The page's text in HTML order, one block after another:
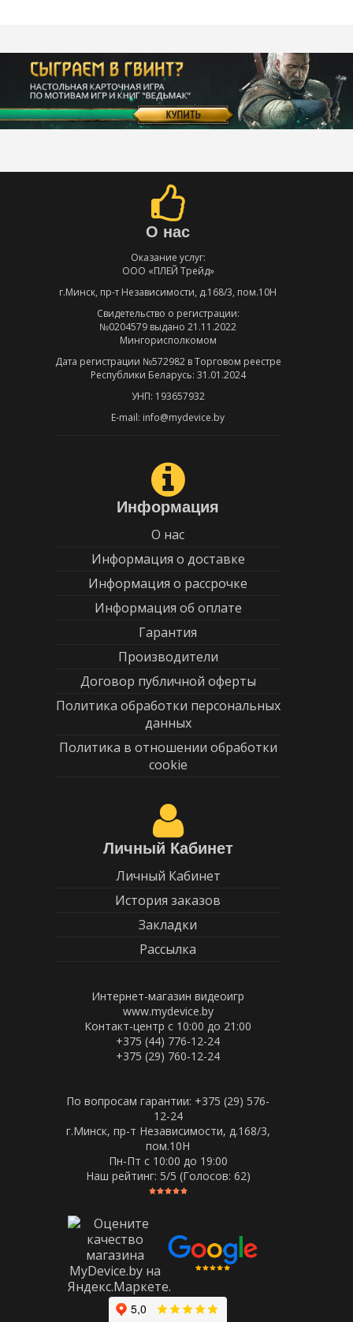
О нас
Оказание услуг:
ООО «ПЛЕЙ Трейд»
г.Минск, пр-т Независимости, д.168/3, пом.10Н
Свидетельство о регистрации:
№0204579 выдано 21.11.2022
Мингорисполкомом
Дата регистрации №572982 в Торговом реестре
Республики Беларусь: 31.01.2024
УНП: 193657932
E-mail: info@mydevice.by
Информация
О нас
Информация о доставке
Информация о рассрочке
Информация об оплате
Гарантия
Производители
Договор публичной оферты
Политика обработки персональных
данных
Политика в отношении обработки
cookie
Личный Кабинет
Личный Кабинет
История заказов
Закладки
Рассылка
Интернет-магазин видеоигр
www.mydevice.by
Контакт-центр с 10:00 до 21:00
+375 (44) 776-12-24
+375 (29) 760-12-24
По вопросам гарантии: +375 (29) 576-
12-24
г.Минск, пр-т Независимости, д.168/3,
пом.10Н
Пн-Пт c 10:00 до 19:00
Наш рейтинг: 5/5 (Голосов: 62)